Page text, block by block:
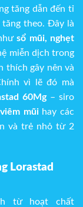
tăng dẫn đến tỉ
theo. Đây là
sổ mũi, nghẹt
miễn dịch trong
thích gây nên và
vì lẽ đó mà
60Mg– siro
viêm mũihay các
và trẻ nhỏ từ 2
Lorastad
từ hoạt chất